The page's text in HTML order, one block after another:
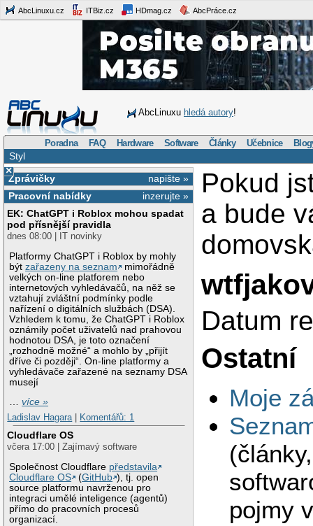
AbcLinuxu.cz ITBiz.cz HDmag.cz AbcPráce.cz
AbcLinuxu hledá autory!
Poradna FAQ Hardware Software Články Učebnice
Styl
×
napište »
Zprávičky
inzerujte »
Pracovní nabídky
EK: ChatGPT i Roblox mohou spadat
pod přísnější pravidla
dnes 08:00 | IT novinky
Platformy ChatGPT i Roblox by mohly
býtzařazeny na seznam
mimořádně
velkých on-line platforem nebo
internetových vyhledávačů, na něž se
vztahují zvláštní podmínky podle
nařízení o digitálních službách (DSA).
Vzhledem k tomu, že ChatGPT i Roblox
oznámily počet uživatelů nad prahovou
hodnotou DSA, je toto označení
„rozhodně možné“ a mohlo by „přijít
dříve či později“. On-line platformy a
vyhledávače zařazené na seznamy DSA
musejí
…více »
Ladislav Hagara
Komentářů: 1
Cloudflare OS
včera 17:00 | Zajímavý software
Společnost Cloudflare představila
Cloudflare OS
(GitHub ), tj. open
source platformu navrženou pro
integraci umělé inteligence (agentů)
přímo do pracovních procesů
organizací.
Pokud
a bude
Datum
Ostatní
Moje
pojmy